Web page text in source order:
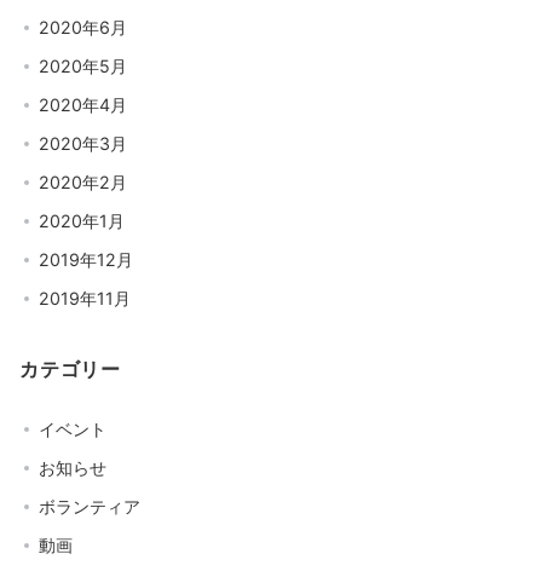
2020年6月
2020年5月
2020年4月
2020年3月
2020年2月
2020年1月
2019年12月
2019年11月
カテゴリー
イベント
お知らせ
ボランティア
動画